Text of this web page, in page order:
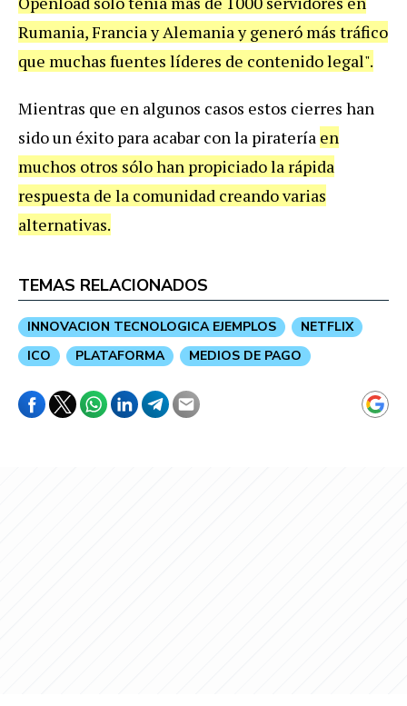
Rumania, Francia y Alemania y generó más tráfico
que muchas fuentes líderes de contenido legal".
Mientras que en algunos casos estos cierres han
sido un éxito para acabar con la piratería en
muchos otros sólo han propiciado la rápida
respuesta de la comunidad creando varias
alternativas.
TEMAS RELACIONADOS
INNOVACION TECNOLOGICA EJEMPLOS
NETFLIX
ICO
PLATAFORMA MEDIOS DE PAGO